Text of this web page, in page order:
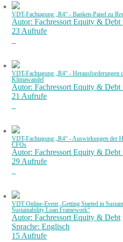
VDT-Fachtagung „R4“ - Banken-Panel zu
Autor: Fachressort Equity & Debt
23 Aufrufe
VDT-Fachtagung „R4“ - Herausforderungen
Klimawandel
Autor: Fachressort Equity & Debt
21 Aufrufe
VDT-Fachtagung „R4“ - Auswirkungen der
CFOs
Autor: Fachressort Equity & Debt
29 Aufrufe
VDT Online-Event „Getting Started in
Sustainability Loan Framework“
Autor: Fachressort Equity & Debt
Sprache: Englisch
15 Aufrufe